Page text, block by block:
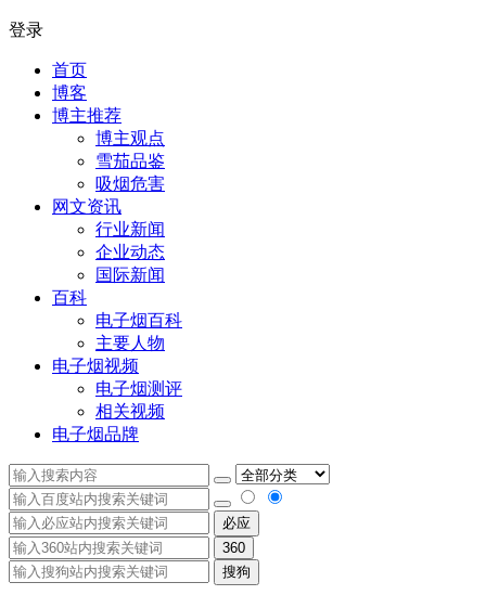
登录
首页
博客
博主推荐
博主观点
雪茄品鉴
吸烟危害
网文资讯
行业新闻
企业动态
国际新闻
百科
电子烟百科
主要人物
电子烟视频
电子烟测评
相关视频
电子烟品牌
必应
360
搜狗